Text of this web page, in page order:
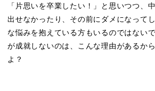
「片思いを卒業したい！」と思いつつ、
出せなかったり、その前にダメになって
な悩みを抱えている方もいるのではない
が成就しないのは、こんな理由があるか
よ？